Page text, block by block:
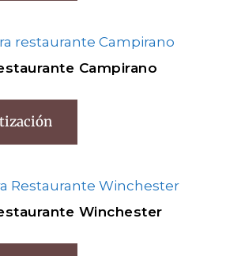
Campirano
Winchester